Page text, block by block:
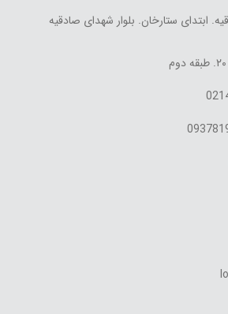
ابتدای ستارخان. بلوار شهدای صادقیه